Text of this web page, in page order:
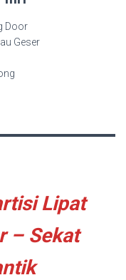
Door
Geser
Lipat
– Sekat